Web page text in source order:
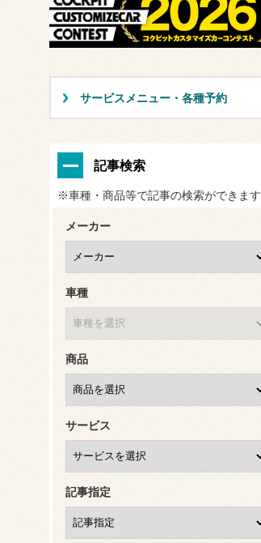
サービスメニュー・各種予約
記事検索
※車種・商品等で記事の検索ができます
メーカー
車種
商品
サービス
記事指定